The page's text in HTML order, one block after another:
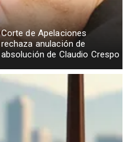
Corte de Apelaciones
rechaza anulación de
absolución de Claudio Crespo